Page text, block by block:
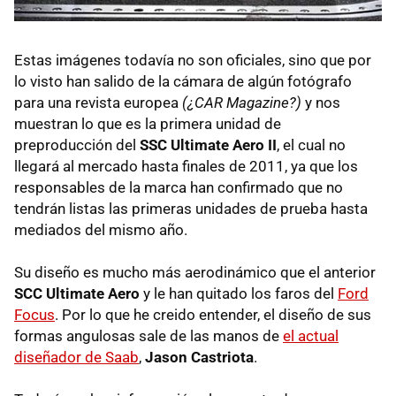
Estas imágenes todavía no son oficiales, sino que por
lo visto han salido de la cámara de algún fotógrafo
para una revista europea (¿CAR Magazine?) y nos
muestran lo que es la primera unidad de
preproducción del SSC Ultimate Aero II, el cual no
llegará al mercado hasta finales de 2011, ya que los
responsables de la marca han confirmado que no
tendrán listas las primeras unidades de prueba hasta
mediados del mismo año.
Su diseño es mucho más aerodinámico que el anterior
SCC Ultimate Aero y le han quitado los faros del Ford
Focus. Por lo que he creido entender, el diseño de sus
formas angulosas sale de las manos de el actual
diseñador de Saab, Jason Castriota.